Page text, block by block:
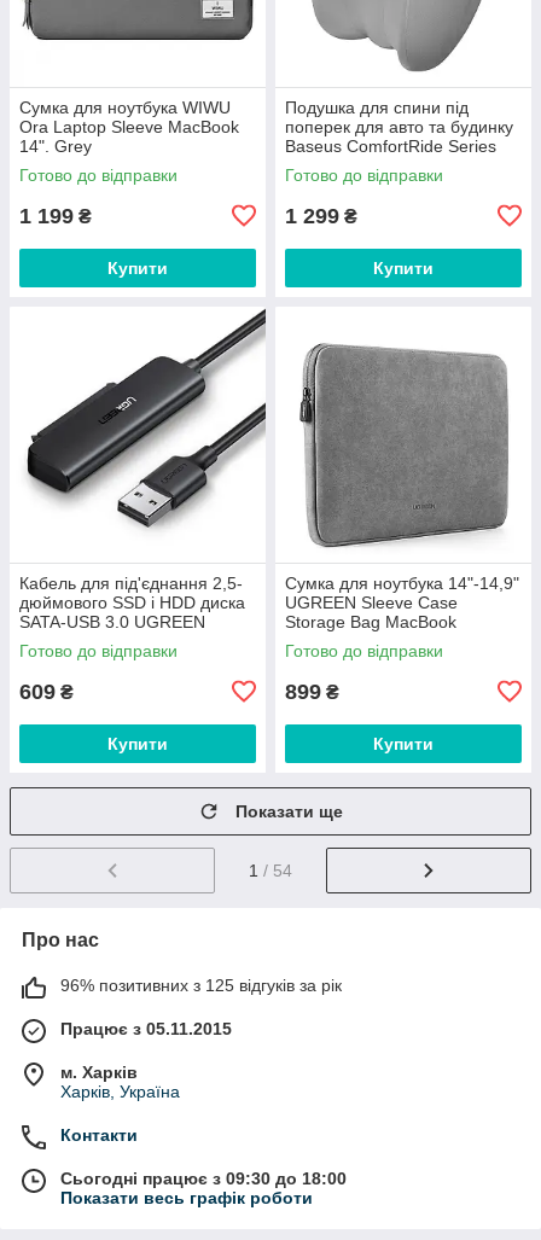
Сумка для ноутбука WIWU
Ora Laptop Sleeve MacBook
14". Grey
Готово до відправки
1 199 ₴
Купити
Подушка для спини під
поперек для авто та будинку
Baseus ComfortRide Series
Car Lumbar. Gray
Готово до відправки
1 299 ₴
Купити
Кабель для під'єднання 2,5-
дюймового SSD і HDD диска
SATA-USB 3.0 UGREEN
CM321 (5 Гбіт/с, 0.5 м). Black
Готово до відправки
609 ₴
Купити
Сумка для ноутбука 14"-14,9"
UGREEN Sleeve Case
Storage Bag MacBook
(345х250 мм). Gray
Готово до відправки
899 ₴
Купити
Показати ще
1 / 54
Про нас
96% позитивних з 125 відгуків за рік
Працює з 05.11.2015
м. Харків
Харків, Україна
Контакти
Сьогодні працює з 09:30 до 18:00
Показати весь графік роботи